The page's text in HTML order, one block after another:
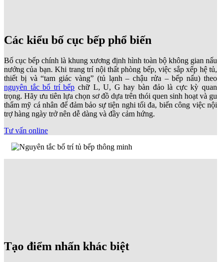
Các kiểu bố cục bếp phổ biến
Bố cục bếp chính là khung xương định hình toàn bộ không gian nấu
nướng của bạn. Khi trang trí nội thất phòng bếp, việc sắp xếp hệ tủ,
thiết bị và “tam giác vàng” (tủ lạnh – chậu rửa – bếp nấu) theo
nguyên tắc bố trí bếp chữ L, U, G hay bàn đảo là cực kỳ quan
trọng. Hãy ưu tiên lựa chọn sơ đồ dựa trên thói quen sinh hoạt và gu
thẩm mỹ cá nhân để đảm bảo sự tiện nghi tối đa, biến công việc nội
trợ hàng ngày trở nên dễ dàng và đầy cảm hứng.
Tư vấn online
Tạo điểm nhấn khác biệt